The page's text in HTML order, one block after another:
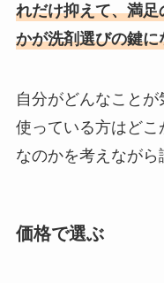
れだけ抑えて、満
かが洗剤選びの鍵に
自分がどんなこと
使っている方はどこ
なのかを考えながら
価格で選ぶ